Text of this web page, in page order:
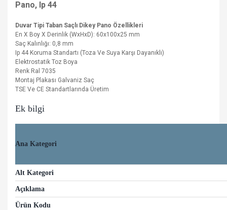
Pano, Ip 44
Duvar Tipi Taban Saçlı Dikey Pano Özellikleri
En X Boy X Derinlik (WxHxD): 60x100x25 mm
Saç Kalınlığı: 0,8 mm
Ip 44 Koruma Standartı (Toza Ve Suya Karşı Dayanıklı)
Elektrostatik Toz Boya
Renk Ral 7035
Montaj Plakası Galvaniz Saç
TSE Ve CE Standartlarında Üretim
Ek bilgi
Ana Kategori
Alt Kategori
Açıklama
Ürün Kodu